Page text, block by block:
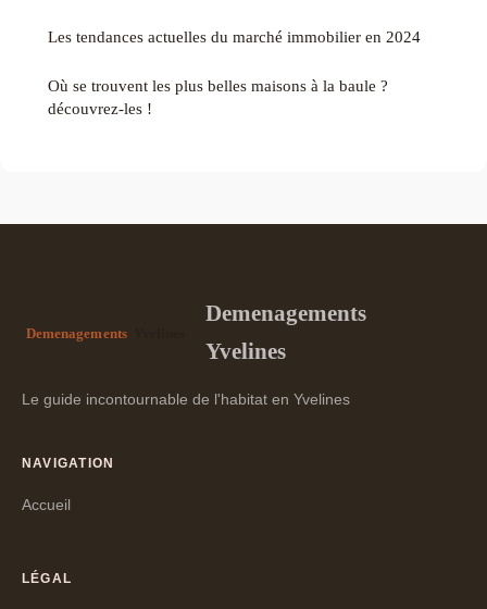
Les tendances actuelles du marché immobilier en 2024
Où se trouvent les plus belles maisons à la baule ?
découvrez-les !
Demenagements
Yvelines
Le guide incontournable de l'habitat en Yvelines
NAVIGATION
Accueil
LÉGAL